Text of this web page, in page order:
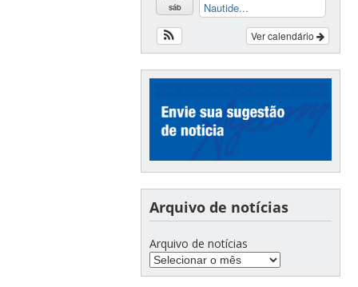
sáb
Nautide...
Ver calendário
Arquivo de notícias
Arquivo de notícias